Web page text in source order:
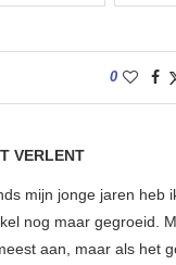
0
VERLENT
mijn jonge jaren heb
nog maar gegroeid.
aan, maar als het